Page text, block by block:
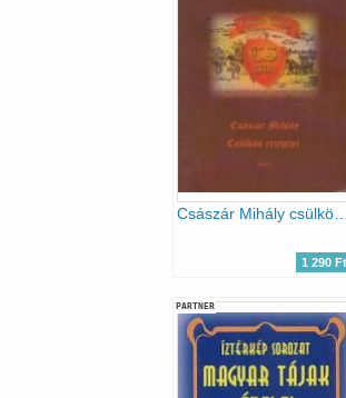
1 290 Ft
PARTNER